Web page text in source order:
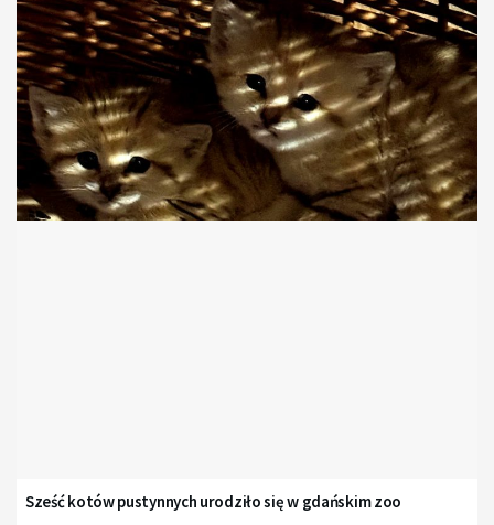
Sześć kotów pustynnych urodziło się w gdańskim zoo